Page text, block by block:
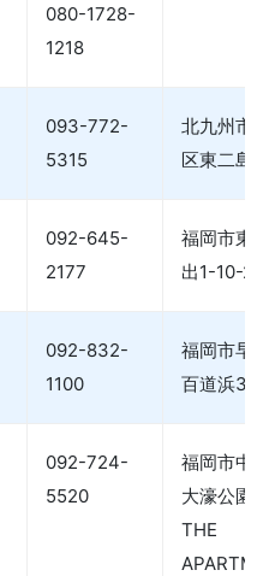
080-1728-
1218
093-772-
5315
北九州市
区東二島
092-645-
2177
福岡市東
出1-10-2
092-832-
1100
福岡市早
百道浜3-
092-724-
5520
福岡市中
大濠公園
THE